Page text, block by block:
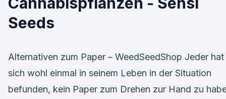
Seeds
Alternativen zum Paper – WeedSeedShop Jeder hat
sich wohl einmal in seinem Leben in der Situation
befunden, kein Paper zum Drehen zur Hand zu